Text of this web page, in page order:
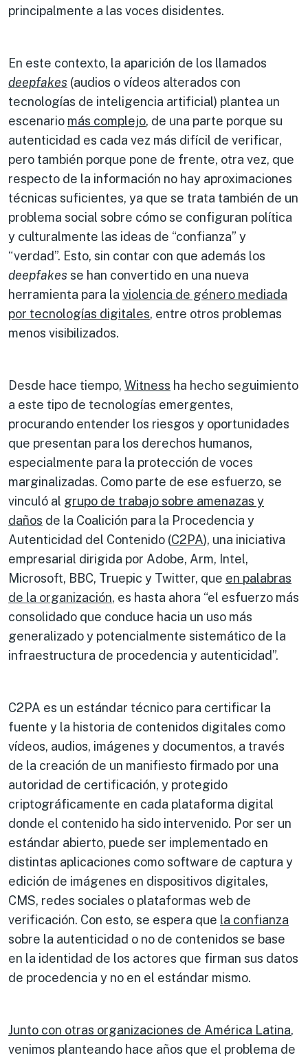
principalmente a las voces disidentes.
En este contexto, la aparición de los llamados
deepfakes (audios o vídeos alterados con
tecnologías de inteligencia artificial) plantea un
escenario más complejo, de una parte porque su
autenticidad es cada vez más difícil de verificar,
pero también porque pone de frente, otra vez, que
respecto de la información no hay aproximaciones
técnicas suficientes, ya que se trata también de un
problema social sobre cómo se configuran política
y culturalmente las ideas de “confianza” y
“verdad”. Esto, sin contar con que además los
deepfakes se han convertido en una nueva
herramienta para la violencia de género mediada
por tecnologías digitales, entre otros problemas
menos visibilizados.
Desde hace tiempo, Witness ha hecho seguimiento
a este tipo de tecnologías emergentes,
procurando entender los riesgos y oportunidades
que presentan para los derechos humanos,
especialmente para la protección de voces
marginalizadas. Como parte de ese esfuerzo, se
vinculó al grupo de trabajo sobre amenazas y
daños de la Coalición para la Procedencia y
Autenticidad del Contenido (C2PA), una iniciativa
empresarial dirigida por Adobe, Arm, Intel,
Microsoft, BBC, Truepic y Twitter, que en palabras
de la organización, es hasta ahora “el esfuerzo más
consolidado que conduce hacia un uso más
generalizado y potencialmente sistemático de la
infraestructura de procedencia y autenticidad”.
C2PA es un estándar técnico para certificar la
fuente y la historia de contenidos digitales como
vídeos, audios, imágenes y documentos, a través
de la creación de un manifiesto firmado por una
autoridad de certificación, y protegido
criptográficamente en cada plataforma digital
donde el contenido ha sido intervenido. Por ser un
estándar abierto, puede ser implementado en
distintas aplicaciones como software de captura y
edición de imágenes en dispositivos digitales,
CMS, redes sociales o plataformas web de
verificación. Con esto, se espera que la confianza
sobre la autenticidad o no de contenidos se base
en la identidad de los actores que firman sus datos
de procedencia y no en el estándar mismo.
Junto con otras organizaciones de América Latina,
venimos planteando hace años que el problema de